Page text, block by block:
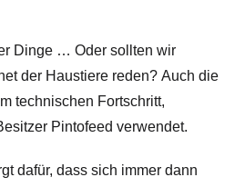
Dinge … Oder sollten wir
der Haustiere reden? Auch die
technischen Fortschritt,
Pintofeed verwendet.
dafür, dass sich immer dann